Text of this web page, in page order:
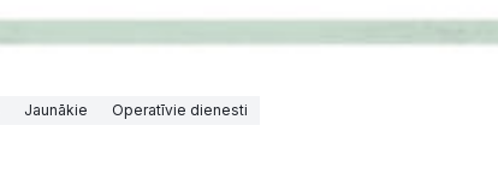
Jaunākie Operatīvie dienesti